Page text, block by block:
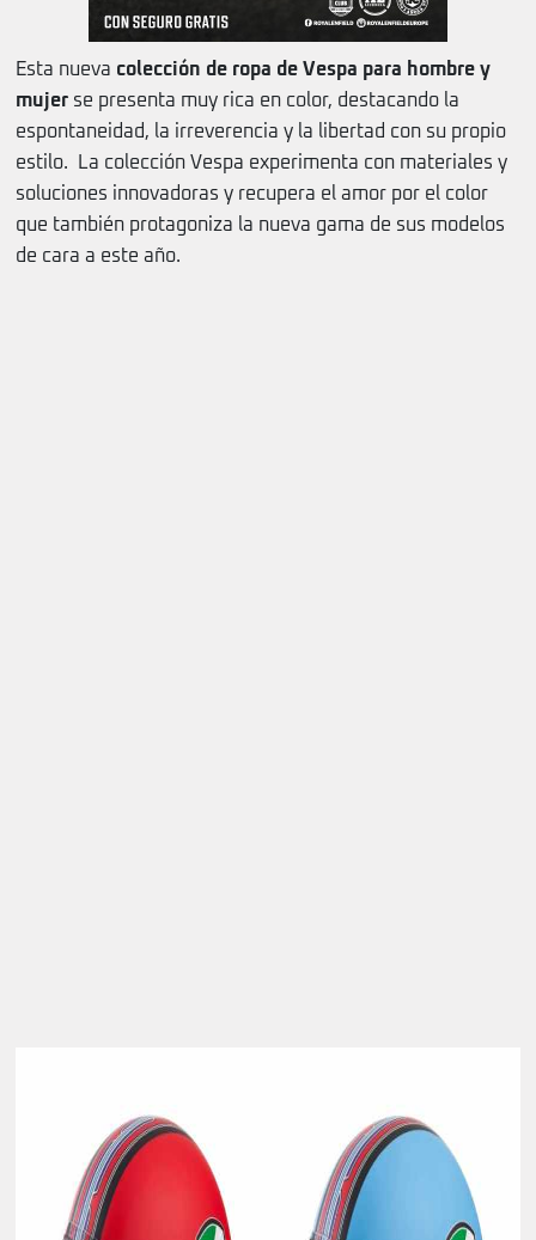
Esta nueva colección de ropa de Vespa para hombre y
mujer se presenta muy rica en color, destacando la
espontaneidad, la irreverencia y la libertad con su propio
estilo. La colección Vespa experimenta con materiales y
soluciones innovadoras y recupera el amor por el color
que también protagoniza la nueva gama de sus modelos
de cara a este año.